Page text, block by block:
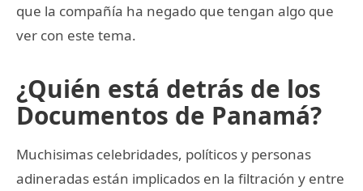
que la compañía ha negado que tengan algo que
ver con este tema.
¿Quién está detrás de los
Documentos de Panamá?
Muchisimas celebridades, políticos y personas
adineradas están implicados en la filtración y entre